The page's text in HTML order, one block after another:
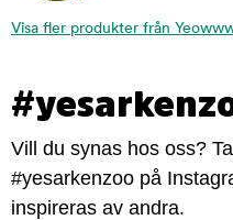
Visa fler produkter från
Vill du synas hos oss?
#yesarkenzoo på
inspireras av andra.